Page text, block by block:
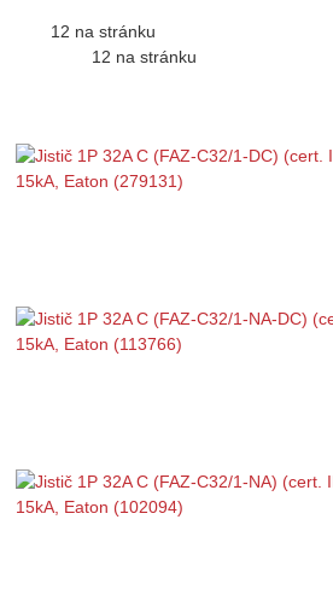
12 na stránku
12 na stránku